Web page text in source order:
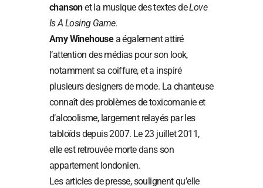
chansonet la musique des textes deLove
Is A Losing Game.
Amy Winehousea également attiré
l’attention des médias pour son look,
notamment sa coiffure, et a inspiré
plusieurs designers de mode. La chanteuse
connaît des problèmes de toxicomanie et
d’alcoolisme, largement relayés par les
tabloïds depuis 2007. Le 23 juillet 2011,
elle est retrouvée morte dans son
appartement londonien.
Les articles de presse, soulignent qu’elle